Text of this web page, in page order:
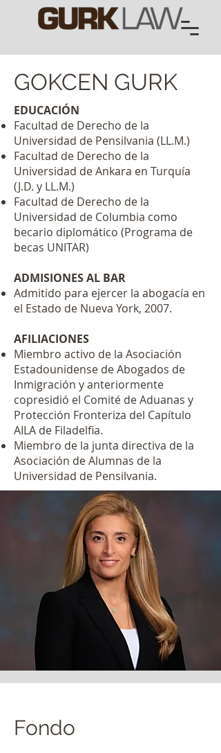
GOKCEN GURK
EDUCACIÓN
Facultad de Derecho de la
Universidad de Pensilvania (LL.M.)
Facultad de Derecho de la
Universidad de Ankara en Turquía
(J.D. y LL.M.)
Facultad de Derecho de la
Universidad de Columbia como
becario diplomático (Programa de
becas UNITAR)
ADMISIONES AL BAR
Admitido para ejercer la abogacía en
el Estado de Nueva York, 2007.
AFILIACIONES
Miembro activo de la Asociación
Estadounidense de Abogados de
Inmigración y anteriormente
copresidió el Comité de Aduanas y
Protección Fronteriza del Capítulo
AILA de Filadelfia.
Miembro de la junta directiva de la
Asociación de Alumnas de la
Universidad de Pensilvania.
Fondo